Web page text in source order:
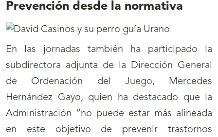
Prevención desde la normativa
En las jornadas también ha participado la
subdirectora adjunta de la Dirección General
de Ordenación del Juego, Mercedes
Hernández Gayo, quien ha destacado que la
Administración “no puede estar más alineada
en este objetivo de prevenir trastornos